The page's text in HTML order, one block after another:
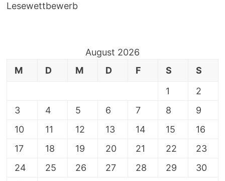
Lesewettbewerb
August 2026
M
D M D F S
S
1
2
3
4 5 6 7 8
9
10
11 12 13 14 15
16
17
18 19 20 21 22
23
24
25 26 27 28 29
30